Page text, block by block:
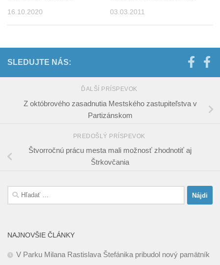
16.10.2020 03.03.2011
SLEDUJTE NÁS:
ĎALŠÍ PRÍSPEVOK
Z októbrového zasadnutia Mestského zastupiteľstva v
Partizánskom
PREDOŠLÝ PRÍSPEVOK
Štvorročnú prácu mesta mali možnosť zhodnotiť aj
Štrkovčania
Hľadať:
NAJNOVŠIE ČLÁNKY
V Parku Milana Rastislava Štefánika pribudol nový pamätník